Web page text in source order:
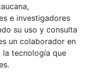
e investigadores
su uso y consulta
un colaborador en
tecnología que